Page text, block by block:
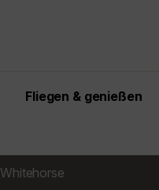
Fliegen & genießen
Whitehorse